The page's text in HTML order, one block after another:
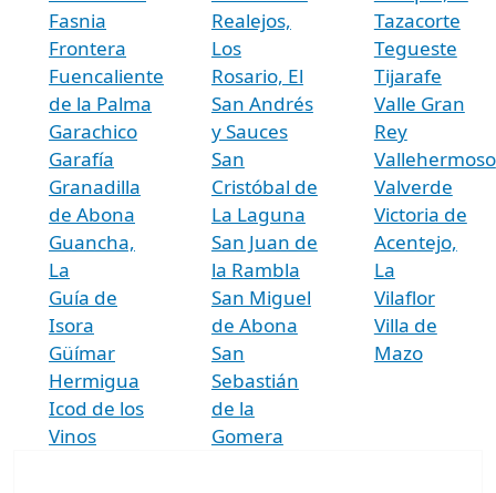
Fasnia
Frontera
Fuencaliente
de la Palma
Garachico
Garafía
Granadilla
de Abona
Guancha,
La
Guía de
Isora
Güímar
Hermigua
Icod de los
Vinos
Realejos,
Los
Rosario, El
San Andrés
y Sauces
San
Cristóbal de
La Laguna
San Juan de
la Rambla
San Miguel
de Abona
San
Sebastián
de la
Gomera
Tazacorte
Tegueste
Tijarafe
Valle Gran
Rey
Vallehermoso
Valverde
Victoria de
Acentejo,
La
Vilaflor
Villa de
Mazo